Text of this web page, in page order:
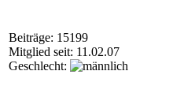
Beiträge: 15199
Mitglied seit: 11.02.07
Geschlecht: